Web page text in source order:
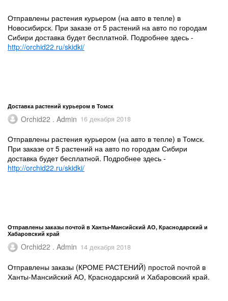
Отправлены растения курьером (на авто в тепле) в
Новосибирск. При заказе от 5 растений на авто по городам
Сибири доставка будет бесплатной. Подробнее здесь -
http://orchid22.ru/skidki/
Доставка растений курьером в Томск
Orchid22 . Admin 16 декабря 2018
Отправлены растения курьером (на авто в тепле) в Томск.
При заказе от 5 растений на авто по городам Сибири
доставка будет бесплатной. Подробнее здесь -
http://orchid22.ru/skidki/
​Отправлены заказы почтой в Ханты-Мансийский АО, Краснодарский и
Хабаровский край​
Orchid22 . Admin 14 декабря 2018
Отправлены заказы (КРОМЕ РАСТЕНИЙ) простой почтой в
Ханты-Мансийский АО, Краснодарский и Хабаровский край.